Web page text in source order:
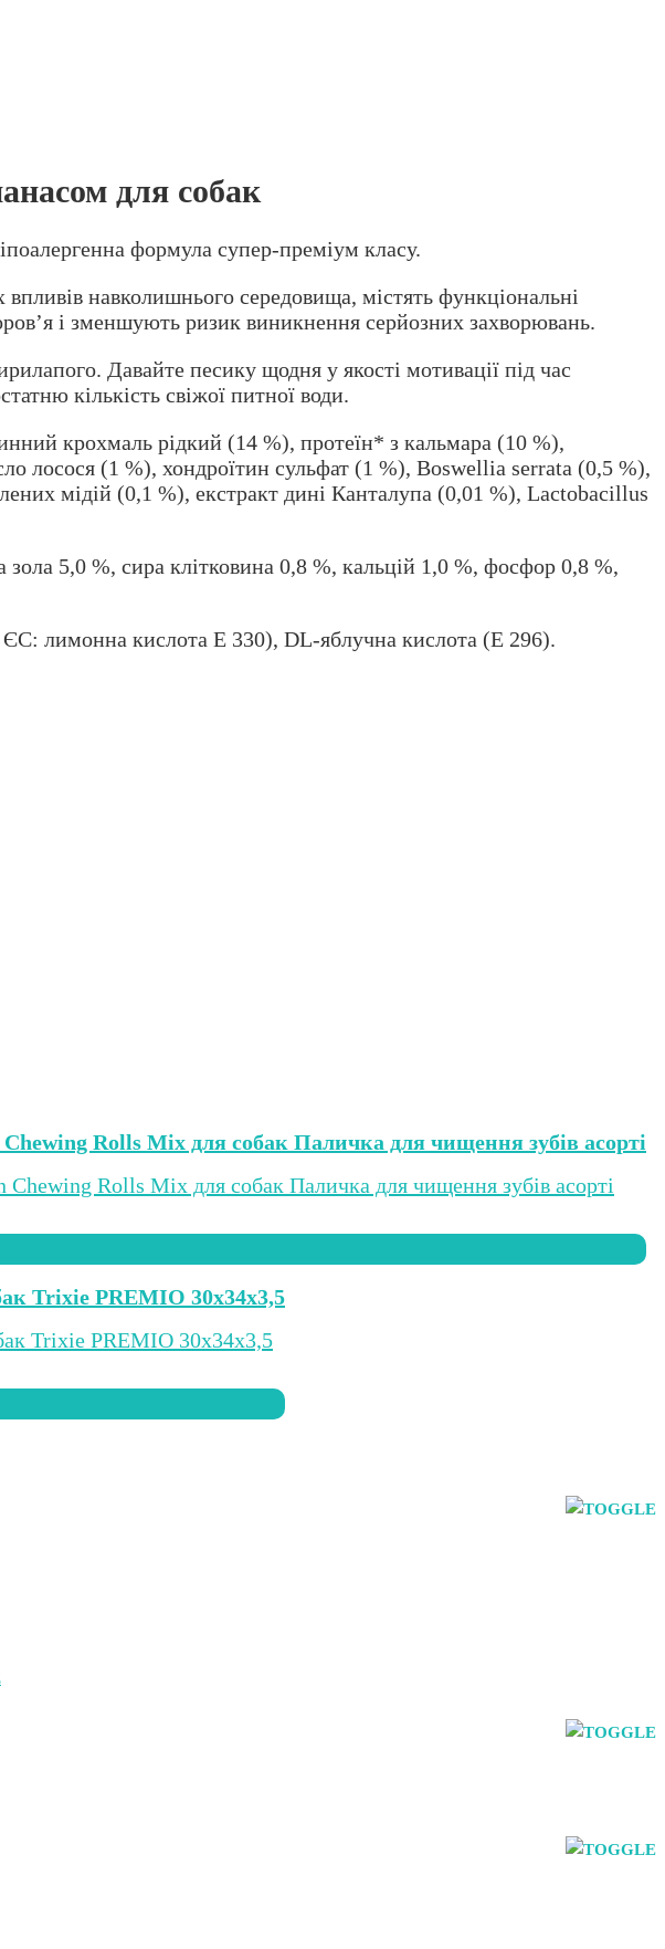
для собак
формула супер-преміум класу.
навколишнього середовища, містять функціональні
і зменшують ризик виникнення серйозних захворювань.
Давайте песику щодня у якості мотивації під час
кількість свіжої питної води.
крохмаль рідкий (14 %), протеїн* з кальмара (10 %),
лосося (1 %), хондроїтин сульфат (1 %), Boswellia serrata (0,5 %),
мідій (0,1 %), екстракт дині Канталупа (0,01 %), Lactobacillus
5,0 %, сира клітковина 0,8 %, кальцій 1,0 %, фосфор 0,8 %,
ЄС: лимонна кислота E 330), DL-яблучна кислота (E 296).
Rolls Mix для собак Паличка для чищення зубів асорті
Trixie PREMIO 30х34х3,5